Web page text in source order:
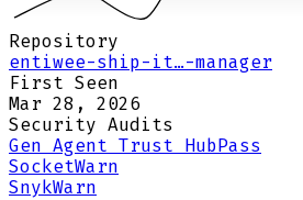
Repository
entiwee-ship-it…-manager
First Seen
Mar 28, 2026
Security Audits
Gen Agent Trust HubPass
SocketWarn
SnykWarn